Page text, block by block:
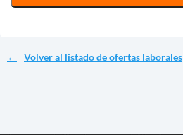
Volver al listado de ofertas laborales